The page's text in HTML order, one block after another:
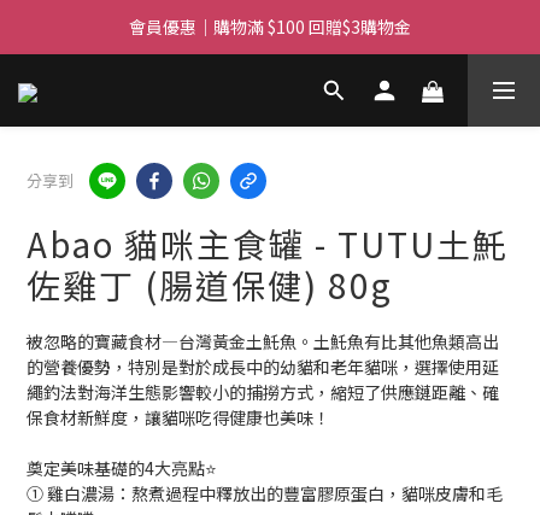
滿$450免費送貨上門 I 滿$350免運 順豐自取
分享到
Abao 貓咪主食罐 - TUTU土魠
佐雞丁 (腸道保健) 80g
被忽略的寶藏食材—台灣黃金土魠魚。土魠魚有比其他魚類高出
的營養優勢，特別是對於成長中的幼貓和老年貓咪，選擇使用延
繩釣法對海洋生態影響較小的捕撈方式，縮短了供應鏈距離、確
保食材新鮮度，讓貓咪吃得健康也美味！
奠定美味基礎的4大亮點⭐
➀ 雞白濃湯：熬煮過程中釋放出的豐富膠原蛋白，貓咪皮膚和毛